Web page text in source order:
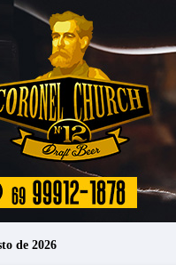
de 2026